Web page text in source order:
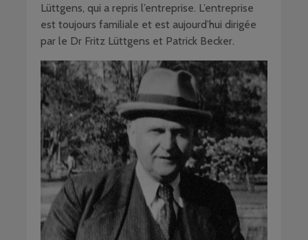
Lüttgens, qui a repris l’entreprise. L’entreprise
est toujours familiale et est aujourd’hui dirigée
par le Dr Fritz Lüttgens et Patrick Becker.